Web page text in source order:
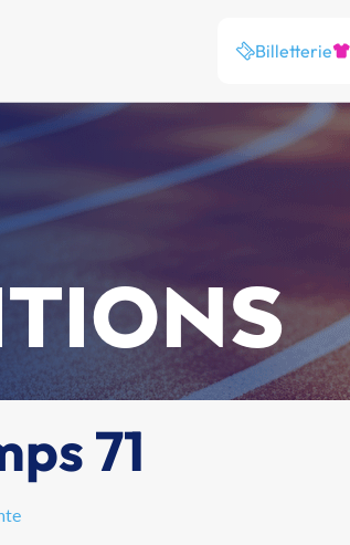
Billetterie
71